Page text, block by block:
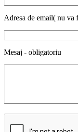
Adresa de email( nu
Mesaj - obligatoriu